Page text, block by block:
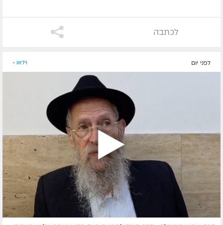
לכתבה
לפני יום וידאו »